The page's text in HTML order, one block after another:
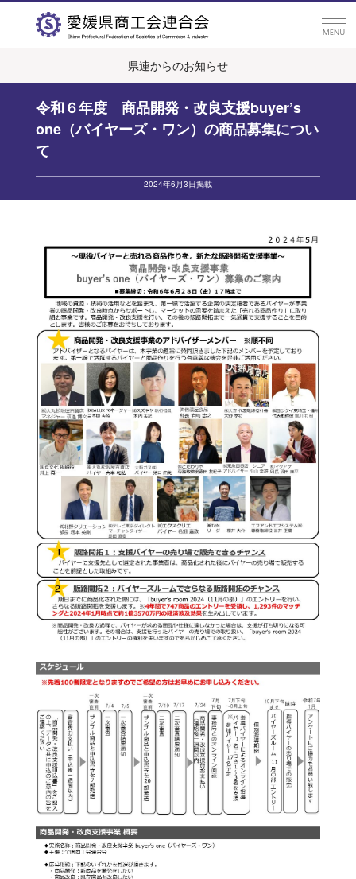
県連からのお知らせ
令和６年度 商品開発・改良支援buyer’s
one（バイヤーズ・ワン）の商品募集につい
て
2024年6月3日掲載